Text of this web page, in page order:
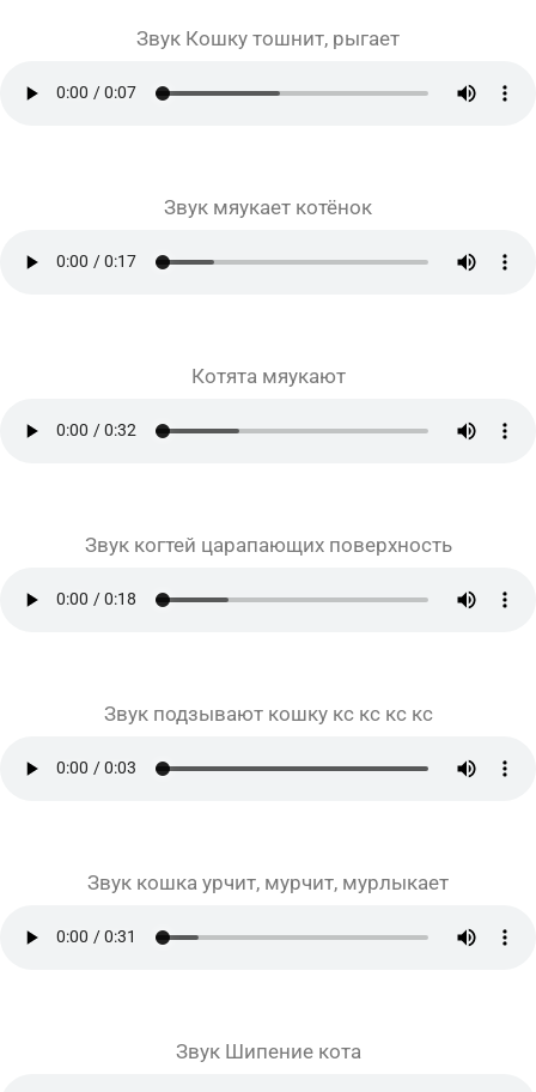
Звук Кошку тошнит, рыгает
Звук мяукает котёнок
Котята мяукают
Звук когтей царапающих поверхность
Звук подзывают кошку кс кс кс кс
Звук кошка урчит, мурчит, мурлыкает
Звук Шипение кота